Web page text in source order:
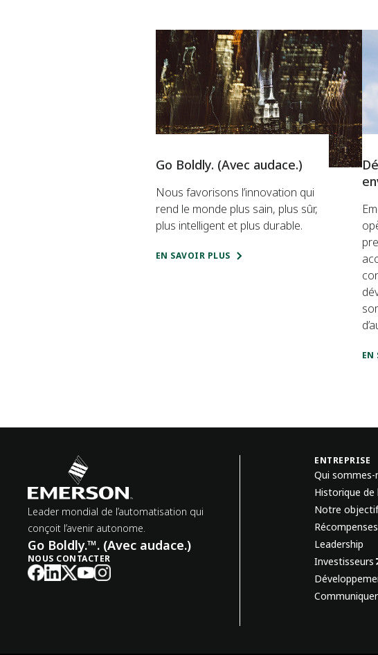
Go Boldly. (Avec audace.)
Nous favorisons l’innovation qui
rend le monde plus sain, plus sûr,
plus intelligent et plus durable.
EN SAVOIR PLUS
EN
Leader mondial de l’automatisation qui
conçoit l’avenir autonome.
Go Boldly.™. (Avec audace.)
NOUS CONTACTER
ENTREPRISE
Qui sommes-
Historique de
Notre
Leadership
Investisseurs